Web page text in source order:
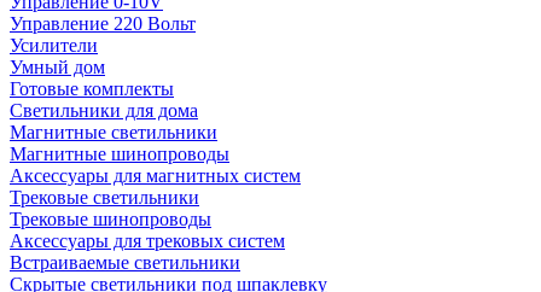
Управление 220 Вольт
Усилители
Умный дом
Готовые комплекты
Светильники для дома
Магнитные светильники
Магнитные шинопроводы
Аксессуары для магнитных систем
Трековые светильники
Трековые шинопроводы
Аксессуары для трековых систем
Встраиваемые светильники
Скрытые светильники под шпаклевку